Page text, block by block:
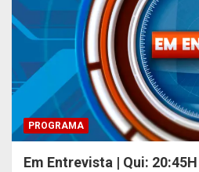
PROGRAMA
Em Entrevista | Qui: 20:45H